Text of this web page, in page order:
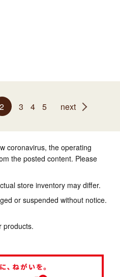
2 3 4 5 next
coronavirus, the operating
the posted content. Please
store inventory may differ.
or suspended without notice.
products.